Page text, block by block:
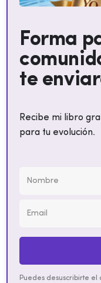
Forma
te
Recibe mi libro
para tu evolución.
Puedes desuscribirte el